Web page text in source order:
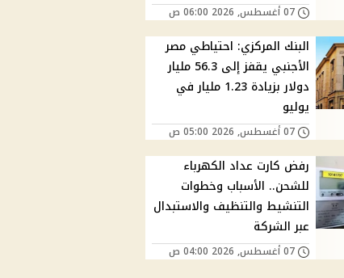
07 أغسطس, 2026 06:00 ص
البنك المركزي: احتياطي مصر
الأجنبي يقفز إلى 56.3 مليار
دولار بزيادة 1.23 مليار في
يوليو
07 أغسطس, 2026 05:00 ص
رفض كارت عداد الكهرباء
للشحن.. الأسباب وخطوات
التنشيط والتنظيف والاستبدال
عبر الشركة
07 أغسطس, 2026 04:00 ص